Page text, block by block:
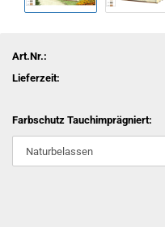
Art.Nr.:
Lieferzeit:
Farbschutz Tauchimprägniert: